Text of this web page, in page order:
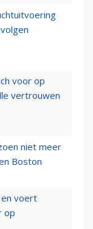
voor op
vertrouwen
niet meer
Boston
voert
op